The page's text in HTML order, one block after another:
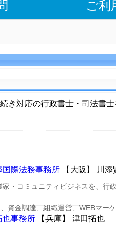
き対応の行政書士・司法書
際法務事務所 【大阪】 川添
家・コミュニティビジネスを、行
資金調達、組織運営、WEBマー
也事務所 【兵庫】 津田拓也
ご利